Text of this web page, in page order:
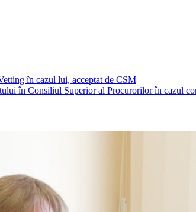
în cazul lui, acceptat de CSM
în Consiliul Superior al Procurorilor în cazul